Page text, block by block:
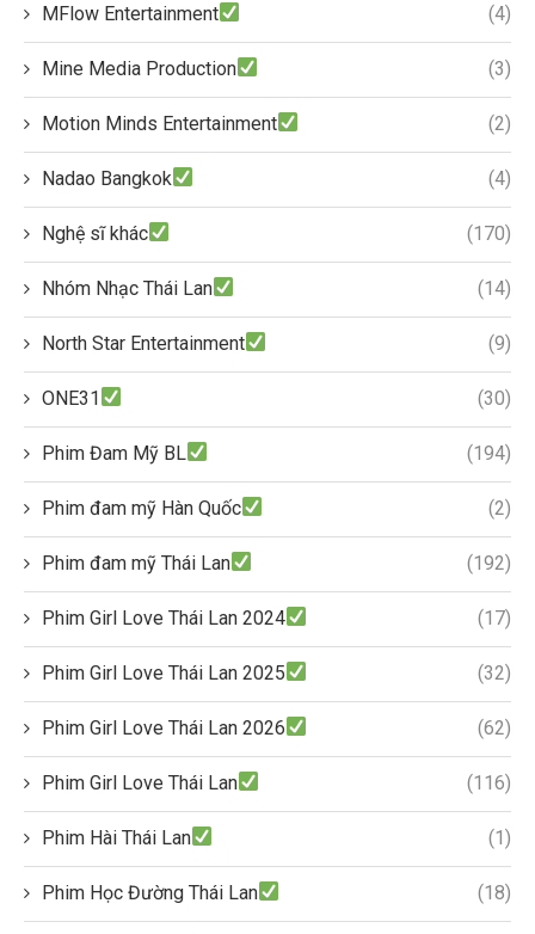
MFlow Entertainment (4)
Mine Media Production (3)
Motion Minds Entertainment (2)
Nadao Bangkok (4)
Nghệ sĩ khác (170)
Nhóm Nhạc Thái Lan (14)
North Star Entertainment (9)
ONE31 (30)
Phim Đam Mỹ BL (194)
Phim đam mỹ Hàn Quốc (2)
Phim đam mỹ Thái Lan (192)
Phim Girl Love Thái Lan 2024 (17)
Phim Girl Love Thái Lan 2025 (32)
Phim Girl Love Thái Lan 2026 (62)
Phim Girl Love Thái Lan (116)
Phim Hài Thái Lan (1)
Phim Học Đường Thái Lan (18)